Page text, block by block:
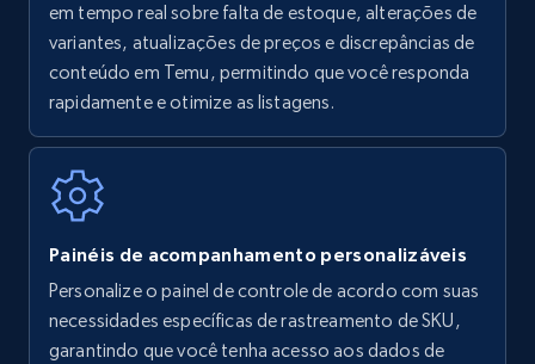
Amazon Reviews
URL, Product name, Product rating, Product
rating object, Product rating max, Rating,
7.4K+
Walmart - products
URL, Final price, Sku, Currency, Gtin,
em tempo real sobre falta de estoque, alterações de
variantes, atualizações de preços e discrepâncias de
conteúdo em Temu, permitindo que você responda
rapidamente e otimize as listagens.
Painéis de acompanhamento personalizáveis
Personalize o painel de controle de acordo com suas
necessidades específicas de rastreamento de SKU,
garantindo que você tenha acesso aos dados de